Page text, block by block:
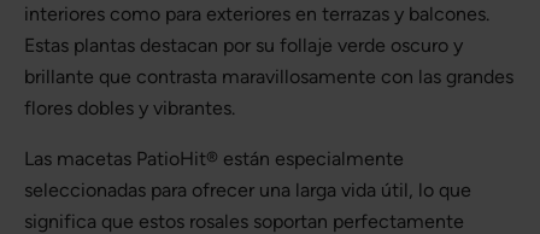
interiores como para exteriores en terrazas y balcones.
Estas plantas destacan por su follaje verde oscuro y
brillante que contrasta maravillosamente con las grandes
flores dobles y vibrantes.
Las macetas PatioHit® están especialmente
seleccionadas para ofrecer una larga vida útil, lo que
significa que estos rosales soportan perfectamente